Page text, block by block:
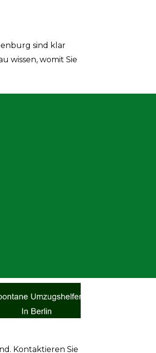
sind klar
wissen, womit Sie
Kontaktieren Sie